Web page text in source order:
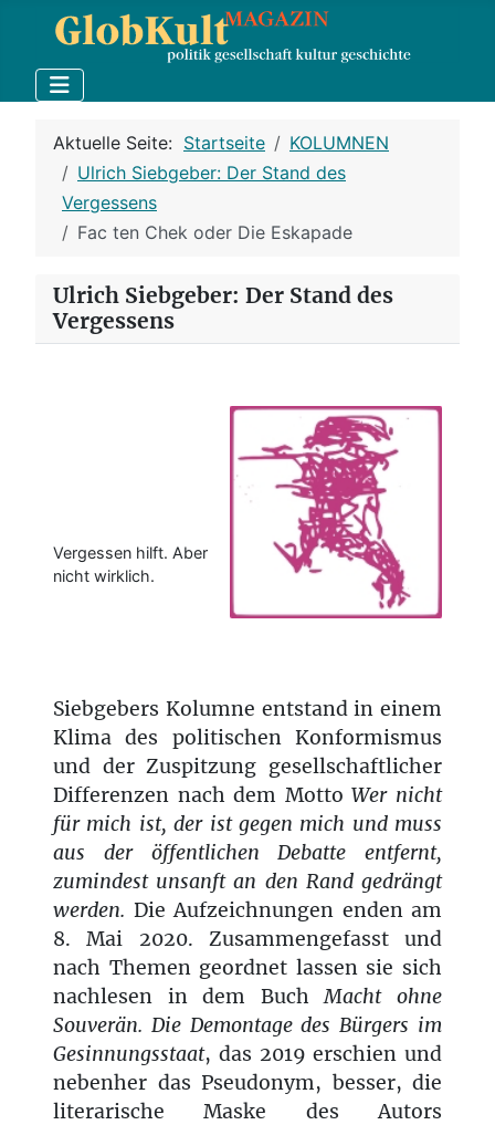
Aktuelle Seite: Startseite
KOLUMNEN
Ulrich Siebgeber: Der Stand des
Vergessens
Fac ten Chek oder Die Eskapade
Ulrich Siebgeber: Der Stand des
Vergessens
Vergessen hilft. Aber
nicht wirklich.
Siebgebers Kolumne entstand in einem
Klima des politischen Konformismus
und der Zuspitzung gesellschaftlicher
Differenzen nach dem MottoWer nicht
für mich ist, der ist gegen mich und muss
aus der öffentlichen Debatte entfernt,
zumindest unsanft an den Rand gedrängt
werden. Die Aufzeichnungen enden am
8. Mai 2020. Zusammengefasst und
nach Themen geordnet lassen sie sich
nachlesen in dem BuchMacht ohne
Souverän. Die Demontage des Bürgers im
Gesinnungsstaat, das 2019 erschien und
nebenher das Pseudonym, besser, die
literarische Maske des Autors